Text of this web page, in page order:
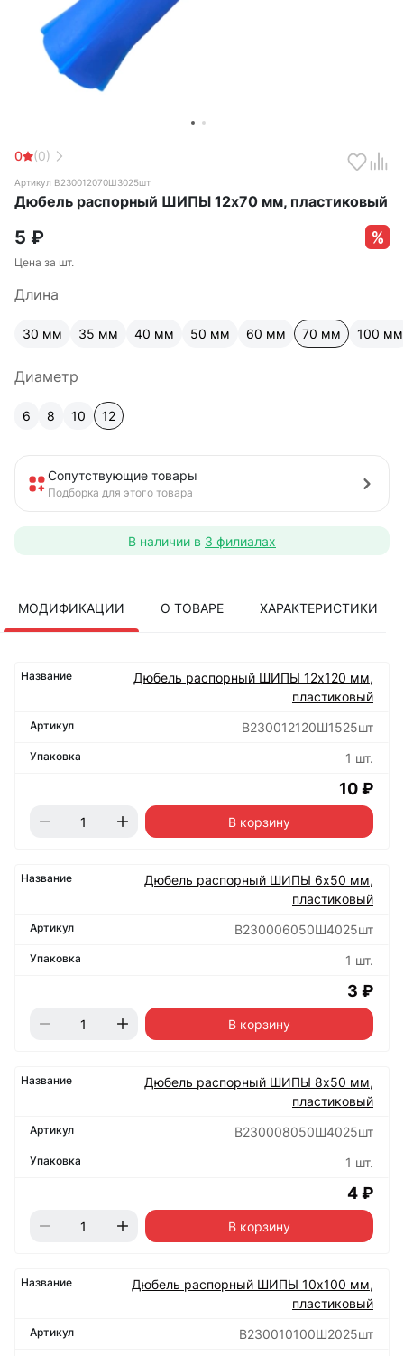
0 (0)
Артикул B230012070Ш3025шт
Дюбель распорный ШИПЫ 12х70 мм, пластиковый
5 ₽
Цена за шт.
Длина
30 мм 35 мм 40 мм 50 мм 60 мм 70 мм 100 мм
Диаметр
6 8 10 12
Сопутствующие товары
Подборка для этого товара
В наличии в 3 филиалах
МОДИФИКАЦИИ О ТОВАРЕ ХАРАКТЕРИСТИКИ
Дюбель распорный ШИПЫ 12х120 мм,
пластиковый
B230012120Ш1525шт
1 шт.
10 ₽
В корзину
Дюбель распорный ШИПЫ 6х50 мм,
пластиковый
B230006050Ш4025шт
1 шт.
3 ₽
В корзину
Дюбель распорный ШИПЫ 8х50 мм,
пластиковый
B230008050Ш4025шт
1 шт.
4 ₽
В корзину
Дюбель распорный ШИПЫ 10х100 мм,
пластиковый
B230010100Ш2025шт